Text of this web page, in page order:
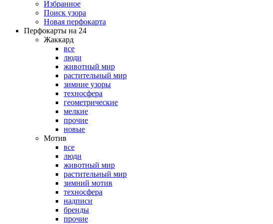
Избранное
Поиск узора
Новая перфокарта
Перфокарты на 24
Жаккард
все
люди
животный мир
растительный мир
зимние узоры
техносфера
геометрические
мелкие
прочие
новые
Мотив
все
люди
животный мир
растительный мир
зимний мотив
техносфера
надписи
бренды
прочие